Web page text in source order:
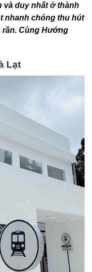
và duy nhất ở thành
nhanh chóng thu hút
rần. Cùng Hướng
Lạt